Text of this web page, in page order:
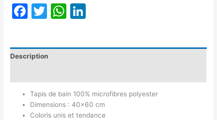
Facebook
TwitterWhatsApp
Description
Tapis de bain 100% microfibres polyester
Dimensions : 40×60 cm
Coloris unis et tendance